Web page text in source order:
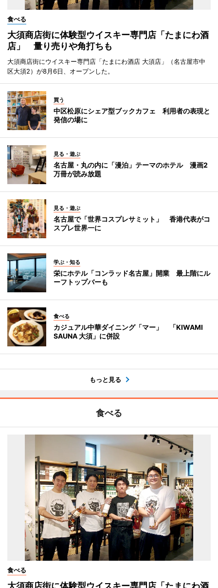
食べる
大須商店街に体験型ウイスキー専門店「たまにわ酒
店」 量り売りや角打ちも
大須商店街にウイスキー専門店「たまにわ酒店 大須店」（名古屋市中
区大須2）が8月6日、オープンした。
買う
中区松原にシェア型ブックカフェ 利用者の表現と
発信の場に
見る・遊ぶ
名古屋・丸の内に「漫泊」テーマのホテル 漫画2
万冊が読み放題
見る・遊ぶ
名古屋で「世界コスプレサミット」 香港代表がコ
スプレ世界一に
学ぶ・知る
栄にホテル「コンラッド名古屋」開業 最上階にル
ーフトップバーも
食べる
カジュアル中華ダイニング「マー」 「KIWAMI
SAUNA 大須」に併設
もっと見る
食べる
食べる
大須商店街に体験型ウイスキー専門店「たまにわ酒